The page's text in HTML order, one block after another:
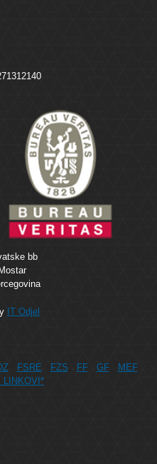
bb
IT Odjel
FSRE FZS FF GF
MEF
LINKOVI*